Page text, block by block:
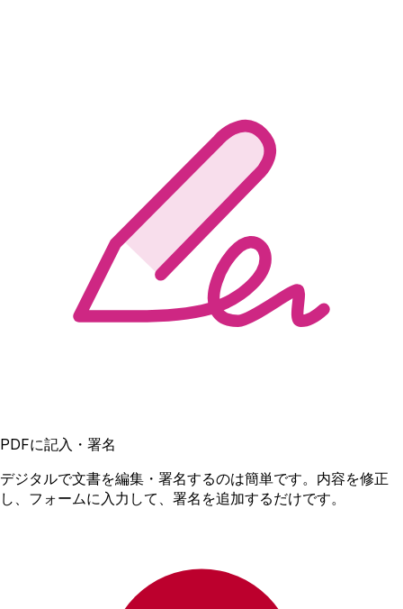
PDFに記入・署名
デジタルで文書を編集・署名するのは簡単です。内容を修正
し、フォームに入力して、署名を追加するだけです。